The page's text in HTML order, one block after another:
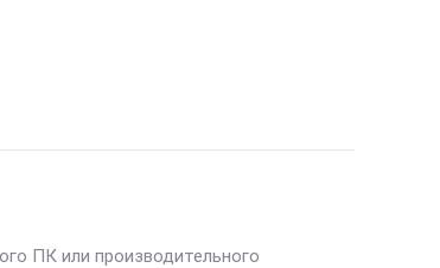
ПК или производительного